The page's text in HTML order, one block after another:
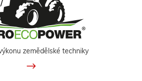
zemědělské techniky